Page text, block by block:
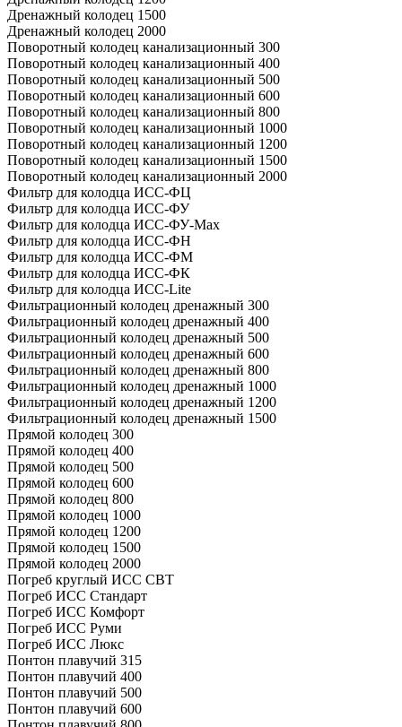
Дренажный колодец 1500
Дренажный колодец 2000
Поворотный колодец канализационный 300
Поворотный колодец канализационный 400
Поворотный колодец канализационный 500
Поворотный колодец канализационный 600
Поворотный колодец канализационный 800
Поворотный колодец канализационный 1000
Поворотный колодец канализационный 1200
Поворотный колодец канализационный 1500
Поворотный колодец канализационный 2000
Фильтр для колодца ИСС-ФЦ
Фильтр для колодца ИСС-ФУ
Фильтр для колодца ИСС-ФУ-Мах
Фильтр для колодца ИСС-ФН
Фильтр для колодца ИСС-ФМ
Фильтр для колодца ИСС-ФК
Фильтр для колодца ИСС-Lite
Фильтрационный колодец дренажный 300
Фильтрационный колодец дренажный 400
Фильтрационный колодец дренажный 500
Фильтрационный колодец дренажный 600
Фильтрационный колодец дренажный 800
Фильтрационный колодец дренажный 1000
Фильтрационный колодец дренажный 1200
Фильтрационный колодец дренажный 1500
Прямой колодец 300
Прямой колодец 400
Прямой колодец 500
Прямой колодец 600
Прямой колодец 800
Прямой колодец 1000
Прямой колодец 1200
Прямой колодец 1500
Прямой колодец 2000
Погреб круглый ИСС СВТ
Погреб ИСС Стандарт
Погреб ИСС Комфорт
Погреб ИСС Руми
Погреб ИСС Люкс
Понтон плавучий 315
Понтон плавучий 400
Понтон плавучий 500
Понтон плавучий 600